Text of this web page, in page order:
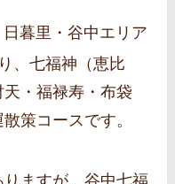
日暮里・谷中エリア
、七福神（恵比
・福禄寿・布袋
策コースです。